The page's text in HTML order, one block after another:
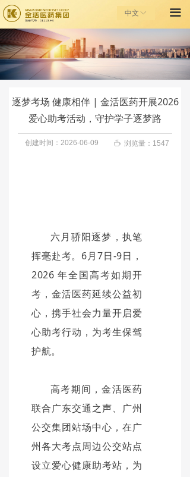
끀
首页
走进金活
金活健康之家
金活基金会
联系我们
ꀅ
中文
创建时间： 2026-06-09 ꄘ 浏览量： 1547
六月骄阳逐梦，执笔
挥毫赴考。6月7日-9日，
2026 年全国高考如期开
考，金活医药延续公益初
心，携手社会力量开启爱
心助考行动，为考生保驾
护航。
高考期间，金活医药
联合广东交通之声、广州
公交集团站场中心，在广
州各大考点周边公交站点
设立爱心健康助考站，为
逐梦考场 健康相伴 | 金活医药开展2026
爱心助考活动，守护学子逐梦路